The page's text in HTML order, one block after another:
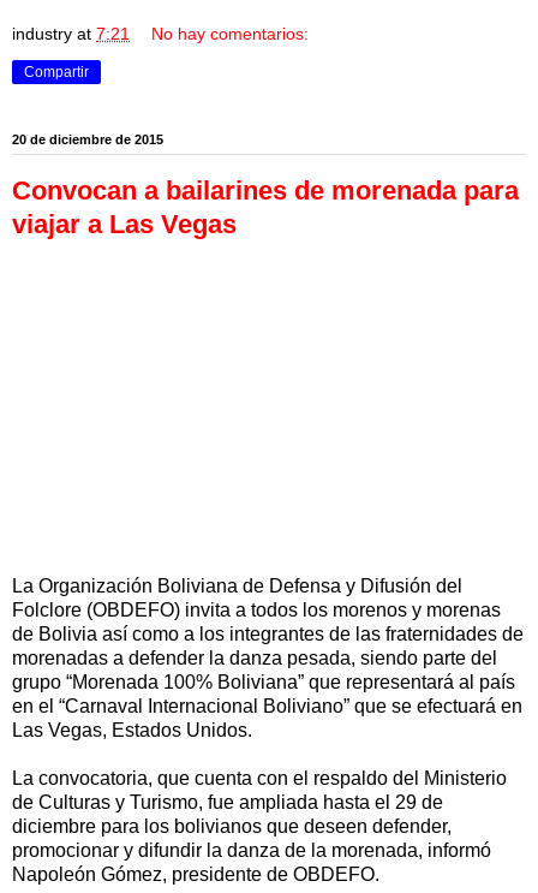
industry at 7:21 No hay comentarios:
Compartir
20 de diciembre de 2015
Convocan a bailarines de morenada para
viajar a Las Vegas
La Organización Boliviana de Defensa y Difusión del
Folclore (OBDEFO) invita a todos los morenos y morenas
de Bolivia así como a los integrantes de las fraternidades de
morenadas a defender la danza pesada, siendo parte del
grupo “Morenada 100% Boliviana” que representará al país
en el “Carnaval Internacional Boliviano” que se efectuará en
Las Vegas, Estados Unidos.
La convocatoria, que cuenta con el respaldo del Ministerio
de Culturas y Turismo, fue ampliada hasta el 29 de
diciembre para los bolivianos que deseen defender,
promocionar y difundir la danza de la morenada, informó
Napoleón Gómez, presidente de OBDEFO.